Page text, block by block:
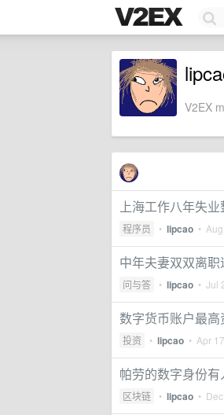
V2EX
上海工作八年失
程序员 • lipcao •
中年夫妻双双离职
问与答 • lipcao • Jul
数字货币账户最
投资 • lipcao • Apr
帕劳的数字身份有
区块链 • lipcao •